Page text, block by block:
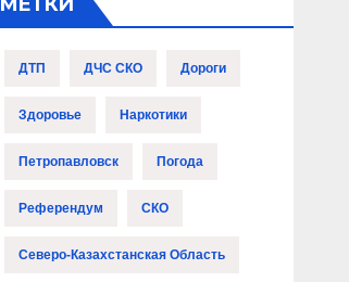
ДТП ДЧС СКО Дороги
Здоровье Наркотики
Петропавловск Погода
Референдум СКО
Северо-Казахстанская Область